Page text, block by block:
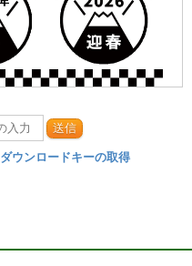
送信
ダウンロードキーの取得